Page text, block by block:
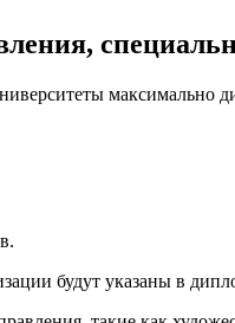
максимально
будут указаны в